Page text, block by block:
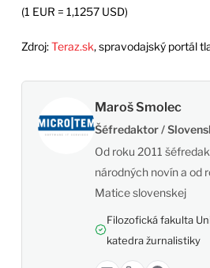
(1 EUR = 1,1257 USD)
Zdroj:Teraz.sk, spravodajský portál
Maroš Smolec
Šéfredaktor /
Od roku 2011
národných novín a od
Matice slovenskej
Filozofická fakulta
katedra žurnalistiky